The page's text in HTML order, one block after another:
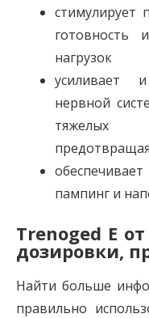
стимулирует
готовность
нагрузок
усиливает
нервной
тяжелых
пампинг и
Trenoged E
дозировки,
Найти больше
правильно